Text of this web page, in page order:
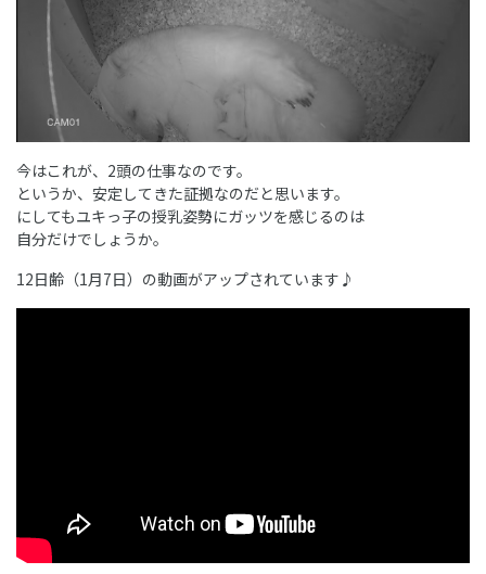
今はこれが、2頭の仕事なのです。
というか、安定してきた証拠なのだと思います。
にしてもユキっ子の授乳姿勢にガッツを感じるのは
自分だけでしょうか。
12日齢（1月7日）の動画がアップされています♪